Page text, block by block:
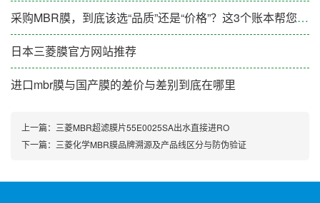
采购MBR膜，到底该选“品质”还是“价格”？这3个账本帮您算清楚
日本三菱膜官方网站推荐
进口mbr膜与国产膜的差价与差别到底在哪里
上一篇： 三菱MBR超滤膜片55E0025SA出水直接进RO
下一篇： 三菱化学MBR膜品牌溯源及产品线区分与防伪验证